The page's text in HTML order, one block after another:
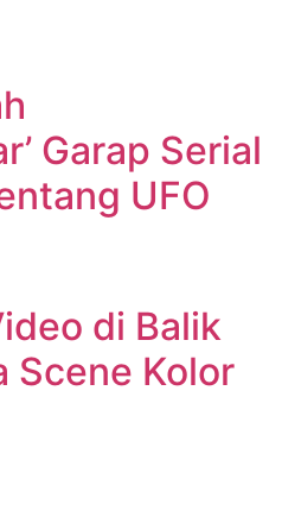
Garap Serial
UFO
di Balik
Scene Kolor